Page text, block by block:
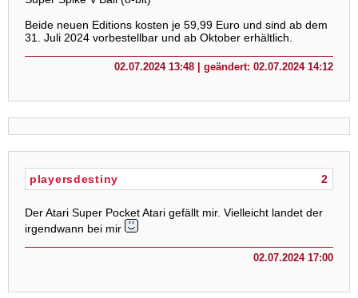
Beide neuen Editions kosten je 59,99 Euro und sind ab dem
31. Juli 2024 vorbestellbar und ab Oktober erhältlich.
02.07.2024 13:48 | geändert: 02.07.2024 14:12
2
playersdestiny
Der Atari Super Pocket Atari gefällt mir. Vielleicht landet der
irgendwann bei mir
02.07.2024 17:00